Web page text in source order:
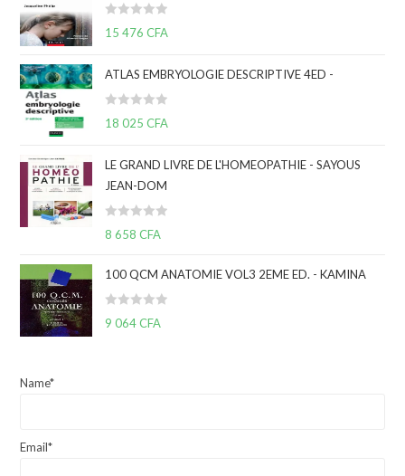
N
0
s
r
15 476CFA
ATLAS EMBRYOLOGIE DESCRIPTIVE 4ED -
N
0
s
u
5
18 025CFA
LE GRAND LIVRE DE L'HOMEOPATHIE - SAYOUS
JEAN-DOM
N
0
s
8 658CFA
100 QCM ANATOMIE VOL3 2EME ED. - KAMINA
N
9 064CFA
Name*
Email*